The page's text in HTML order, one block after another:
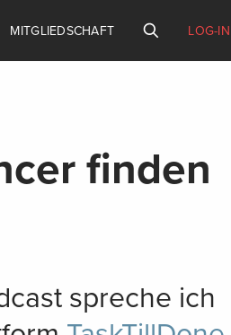
MITGLIEDSCHAFT LOG-IN
finden
spreche ich